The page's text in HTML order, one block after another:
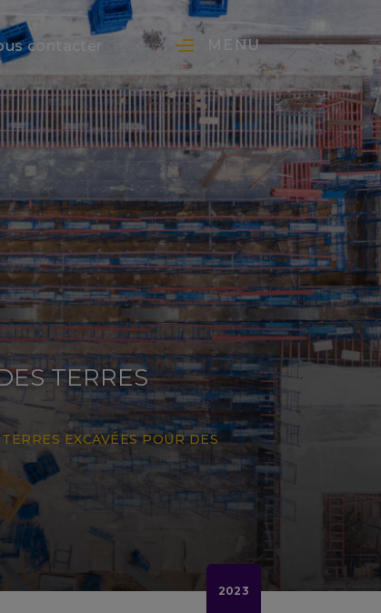
contacter MENU
TERRES
EXCAVÉES POUR DES
2023